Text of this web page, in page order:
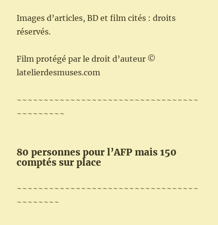
Images d’articles, BD et film cités : droits
réservés.
Film protégé par le droit d’auteur ©
latelierdesmuses.com
~~~~~~~~~~~~~~~~~~~~~~~~~~~~~~~~~~
~~~~~~~~~
80 personnes pour l’AFP mais 150
comptés sur place
~~~~~~~~~~~~~~~~~~~~~~~~~~~~~~~~~~
~~~~~~~~